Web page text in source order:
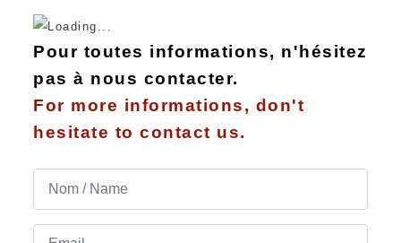
Pour toutes informations, n'hésitez
pas à nous contacter.
For more informations, don't
hesitate to contact us.